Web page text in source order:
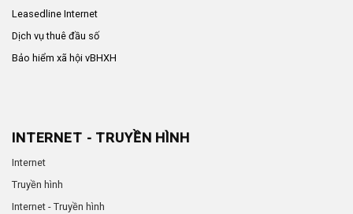
Leasedline Internet
Dịch vụ thuê đầu số
Bảo hiểm xã hội vBHXH
INTERNET - TRUYỀN HÌNH
Internet
Truyền hình
Internet - Truyền hình